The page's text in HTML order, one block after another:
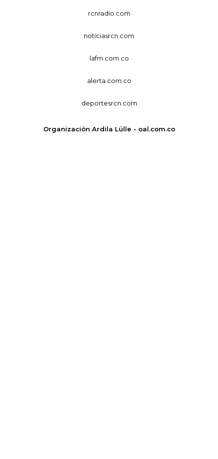
rcnradio.com
noticiasrcn.com
lafm.com.co
alerta.com.co
deportesrcn.com
Organización Ardila Lülle - oal.com.co